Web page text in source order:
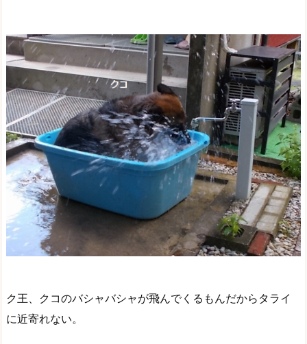
ク王、クコのバシャバシャが飛んでくるもんだからタライ
に近寄れない。